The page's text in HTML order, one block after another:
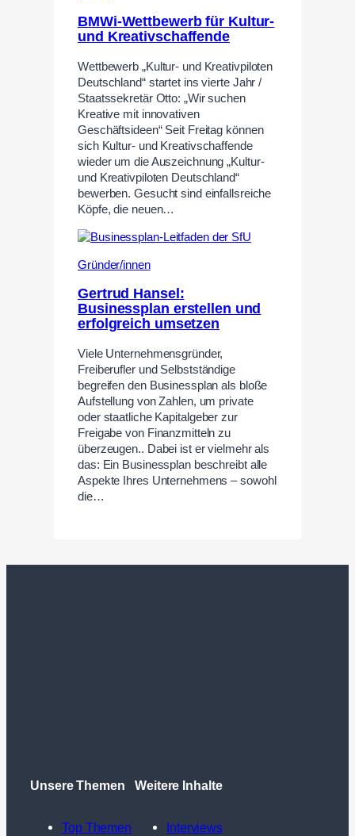
BMWi-Wettbewerb für Kultur-
und Kreativschaffende
Wettbewerb „Kultur- und Kreativpiloten
Deutschland“ startet ins vierte Jahr /
Staatssekretär Otto: „Wir suchen
Kreative mit innovativen
Geschäftsideen“ Seit Freitag können
sich Kultur- und Kreativschaffende
wieder um die Auszeichnung „Kultur-
und Kreativpiloten Deutschland“
bewerben. Gesucht sind einfallsreiche
Köpfe, die neuen…
Gründer/innen
Gertrud Hansel:
Businessplan erstellen und
erfolgreich umsetzen
Viele Unternehmensgründer,
Freiberufler und Selbstständige
begreifen den Businessplan als bloße
Aufstellung von Zahlen, um private
oder staatliche Kapitalgeber zur
Freigabe von Finanzmitteln zu
überzeugen.. Dabei ist er vielmehr als
das: Ein Businessplan beschreibt alle
Aspekte Ihres Unternehmens – sowohl
die…
Unsere Themen
Top Themen
Weitere Inhalte
Interviews